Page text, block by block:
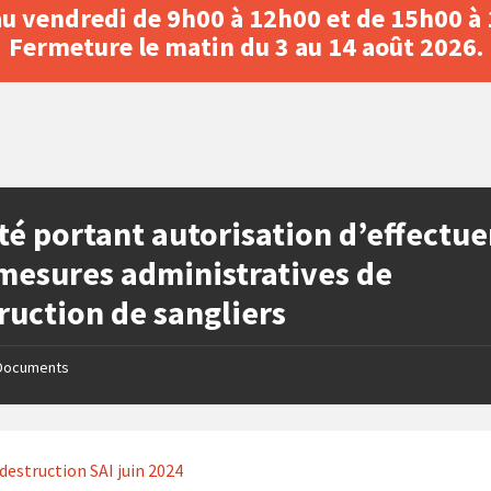
vendredi de 9h00 à 12h00 et de 15h00
Fermeture le matin du 3 au 14 août 2026.
portant autorisation
administratives de
de sangliers
SAI juin 2024